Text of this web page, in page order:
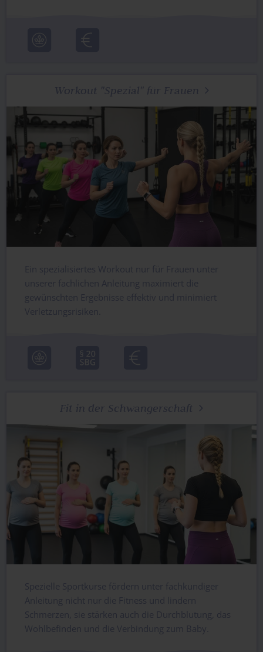
Workout "Spezial" für Frauen 
Ein spezialisiertes Workout nur für Frauen unter
unserer fachlichen Anleitung maximiert die
gewünschten Ergebnisse effektiv und minimiert
Verletzungsrisiken.
Fit in der Schwangerschaft 
Spezielle Sportkurse fördern unter fachkundiger
Anleitung nicht nur die Fitness und lindern
Schmerzen, sie stärken auch die Durchblutung, das
Wohlbefinden und die Verbindung zum Baby.